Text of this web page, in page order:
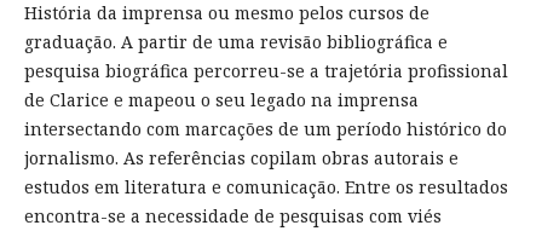
História da imprensa ou mesmo pelos cursos de
graduação. A partir de uma revisão bibliográfica e
pesquisa biográfica percorreu-se a trajetória profissional
de Clarice e mapeou o seu legado na imprensa
intersectando com marcações de um período histórico do
jornalismo. As referências copilam obras autorais e
estudos em literatura e comunicação. Entre os resultados
encontra-se a necessidade de pesquisas com viés